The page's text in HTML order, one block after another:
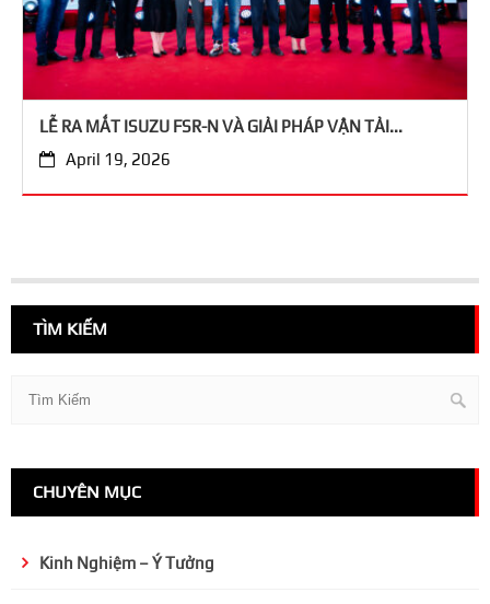
LỄ RA MẮT ISUZU FSR-N VÀ GIẢI PHÁP VẬN TẢI...
April 19, 2026
TÌM KIẾM
CHUYÊN MỤC
Kinh Nghiệm – Ý Tưởng